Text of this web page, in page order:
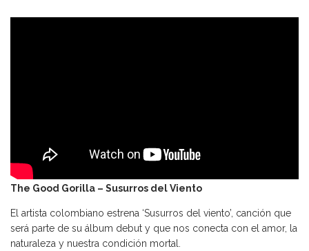
The Good Gorilla – Susurros del Viento
El artista colombiano estrena ‘Susurros del viento’, canción que
será parte de su álbum debut y que nos conecta con el amor, la
naturaleza y nuestra condición mortal.